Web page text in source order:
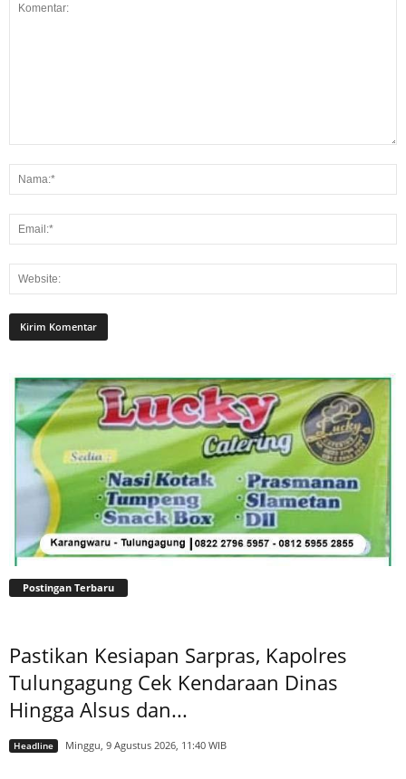
Postingan Terbaru
Pastikan Kesiapan Sarpras, Kapolres
Tulungagung Cek Kendaraan Dinas
Hingga Alsus dan...
Headline Minggu, 9 Agustus 2026, 11:40 WIB